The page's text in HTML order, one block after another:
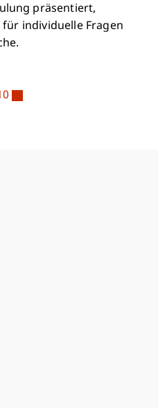
präsentiert,
individuelle Fragen
Hinweise
Verzeichnis